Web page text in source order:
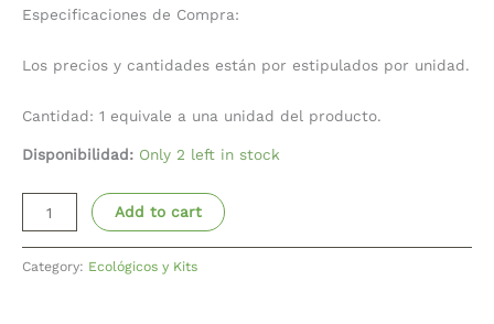
Especificaciones de Compra:
Los precios y cantidades están por estipulados por unidad.
Cantidad: 1 equivale a una unidad del producto.
Disponibilidad: Only 2 left in stock
Add to cart
Category: Ecológicos y Kits